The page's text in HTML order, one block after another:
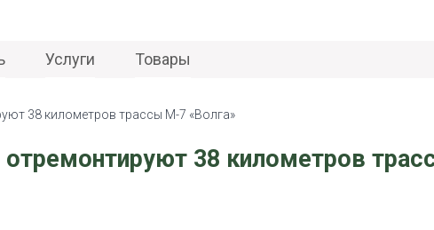
Услуги Товары
38 километров трассы М-7 «Волга»
38 километров